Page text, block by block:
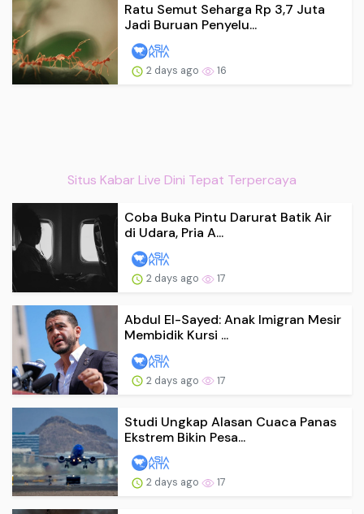
Ratu Semut Seharga Rp 3,7 Juta
Jadi Buruan Penyelu...
2 days ago 16
Situs Kabar Live Dini Tepat Terpercaya
Coba Buka Pintu Darurat Batik Air
di Udara, Pria A...
2 days ago 17
Abdul El-Sayed: Anak Imigran Mesir
Membidik Kursi ...
2 days ago 17
Studi Ungkap Alasan Cuaca Panas
Ekstrem Bikin Pesa...
2 days ago 17